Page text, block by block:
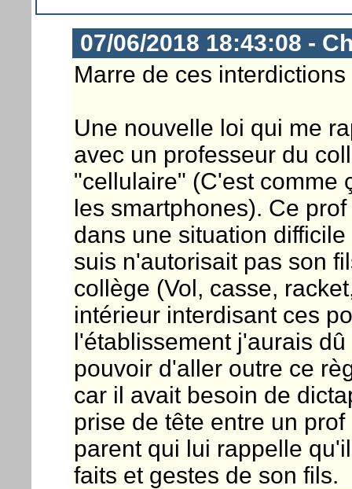
07/06/2018 18:43:08 -
Marre de ces
Une nouvelle loi qui me
avec un professeur du
"cellulaire" (C'est comme
les smartphones). Ce
dans une situation
suis n'autorisait pas son
collège (Vol, casse,
intérieur interdisant ces
l'établissement j'aurais
pouvoir d'aller outre ce
car il avait besoin de
prise de tête entre un
parent qui lui rappelle
faits et gestes de son fils.